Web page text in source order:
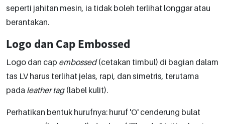
seperti jahitan mesin, ia tidak boleh terlihat longgar atau
berantakan.
Logo dan Cap Embossed
Logo dan cap embossed(cetakan timbul) di bagian dalam
tas LV harus terlihat jelas, rapi, dan simetris, terutama
pada leather tag(label kulit).
Perhatikan bentuk hurufnya: huruf 'O' cenderung bulat